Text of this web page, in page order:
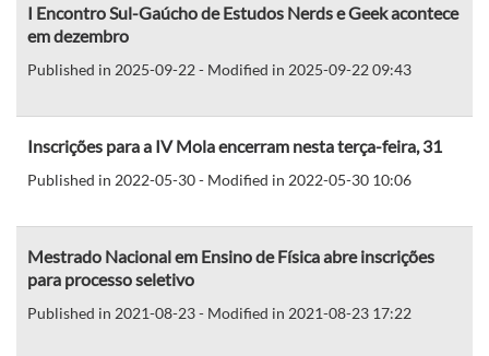
I Encontro Sul-Gaúcho de Estudos Nerds e Geek acontece
em dezembro
Published in 2025-09-22 - Modified in 2025-09-22 09:43
Inscrições para a IV Mola encerram nesta terça-feira, 31
Published in 2022-05-30 - Modified in 2022-05-30 10:06
Mestrado Nacional em Ensino de Física abre inscrições
para processo seletivo
Published in 2021-08-23 - Modified in 2021-08-23 17:22